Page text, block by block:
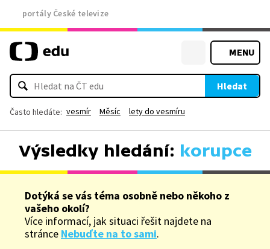
portály České televize
MENU
Hledat
Často hledáte: vesmír Měsíc lety do vesmíru
Výsledky hledání: korupce
Dotýká se vás téma osobně nebo někoho z
vašeho okolí?
Více informací, jak situaci řešit najdete na
stránce Nebuďte na to sami.